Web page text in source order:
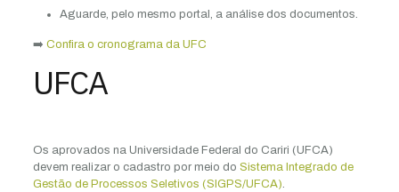
Aguarde, pelo mesmo portal, a análise dos documentos.
➡️ Confira o cronograma da UFC
UFCA
Os aprovados na Universidade Federal do Cariri (UFCA)
devem realizar o cadastro por meio do Sistema Integrado de
Gestão de Processos Seletivos (SIGPS/UFCA).